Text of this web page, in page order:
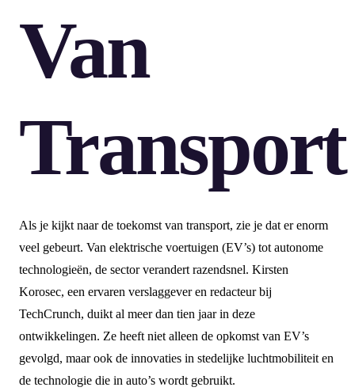
Van
Transport
Als je kijkt naar de toekomst van transport, zie je dat er enorm
veel gebeurt. Van elektrische voertuigen (EV’s) tot autonome
technologieën, de sector verandert razendsnel. Kirsten
Korosec, een ervaren verslaggever en redacteur bij
TechCrunch, duikt al meer dan tien jaar in deze
ontwikkelingen. Ze heeft niet alleen de opkomst van EV’s
gevolgd, maar ook de innovaties in stedelijke luchtmobiliteit en
de technologie die in auto’s wordt gebruikt.